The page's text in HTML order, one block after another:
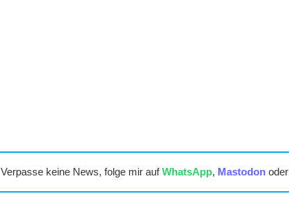
Verpasse keine News, folge mir aufWhatsApp, Mastodonoder